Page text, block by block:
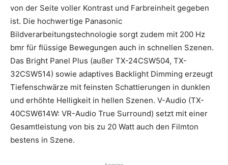
von der Seite voller Kontrast und Farbreinheit gegeben
ist. Die hochwertige Panasonic
Bildverarbeitungstechnologie sorgt zudem mit 200 Hz
bmr für flüssige Bewegungen auch in schnellen Szenen.
Das Bright Panel Plus (außer TX-24CSW504, TX-
32CSW514) sowie adaptives Backlight Dimming erzeugt
Tiefenschwärze mit feinsten Schattierungen in dunklen
und erhöhte Helligkeit in hellen Szenen. V-Audio (TX-
40CSW614W: VR-Audio True Surround) setzt mit einer
Gesamtleistung von bis zu 20 Watt auch den Filmton
bestens in Szene.